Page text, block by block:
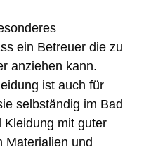
ein Betreuer die zu
anziehen kann.
ist auch für
selbständig im Bad
Kleidung mit guter
Materialien und